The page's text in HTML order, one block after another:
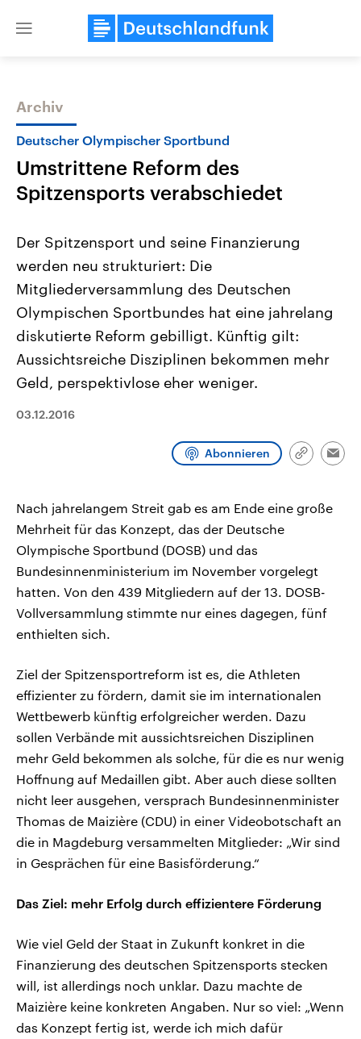
Close
Themen
Landtagswahl Sachsen-Anhalt
2026
Alle Informationen
Sachsen-Anhalt wählt am 6.
September 2026 einen neuen
Landtag. Seit 2021 wird das
Bundesland von einer Koalition aus
Umfragen, Prognosen,
und Hintergründe zu den Parteien
und Kandidaten der anstehenden
USA
Aktuelle Beiträge,
Hintergründe
Wirtschaftlich und
gehören die Vereinigten
den mächtigsten Ländern
mit großem Einfluss auf
Sendungen
Archiv
Deutscher Olympischer Sportbund
Umstrittene Reform des
Spitzensports verabschiedet
Der Spitzensport und seine Finanzierung
werden neu strukturiert: Die
Mitgliederversammlung des Deutschen
Olympischen Sportbundes hat eine jahrelang
diskutierte Reform gebilligt. Künftig gilt:
Aussichtsreiche Disziplinen bekommen mehr
Geld, perspektivlose eher weniger.
03.12.2016
Abonnieren
Link
Nach jahrelangem Streit gab es am Ende eine große
Mehrheit für das Konzept, das der Deutsche
Olympische Sportbund (DOSB) und das
Bundesinnenministerium im November vorgelegt
hatten. Von den 439 Mitgliedern auf der 13. DOSB-
Vollversammlung stimmte nur eines dagegen, fünf
enthielten sich.
Ziel der Spitzensportreform ist es, die Athleten
effizienter zu fördern, damit sie im internationalen
Wettbewerb künftig erfolgreicher werden. Dazu
sollen Verbände mit aussichtsreichen Disziplinen
mehr Geld bekommen als solche, für die es nur wenig
Hoffnung auf Medaillen gibt. Aber auch diese sollten
nicht leer ausgehen, versprach Bundesinnenminister
Thomas de Maizière (CDU) in einer Videobotschaft an
die in Magdeburg versammelten Mitglieder: „Wir sind
in Gesprächen für eine Basisförderung.“
Das Ziel: mehr Erfolg durch effizientere Förderung
Wie viel Geld der Staat in Zukunft konkret in die
Finanzierung des deutschen Spitzensports stecken
will, ist allerdings noch unklar. Dazu machte de
Maizière keine konkreten Angaben. Nur so viel: „Wenn
das Konzept fertig ist, werde ich mich dafür